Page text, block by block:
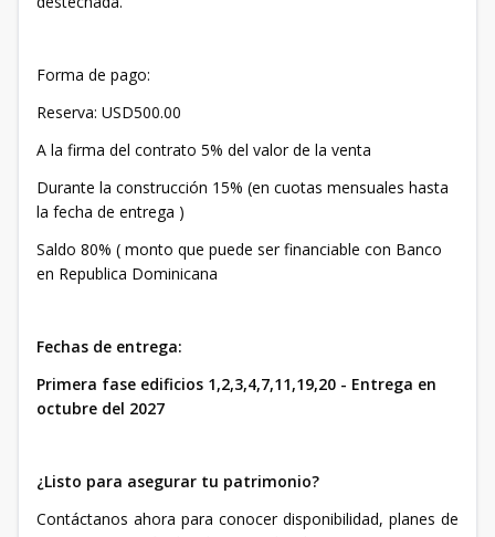
Forma de pago:
Reserva: USD500.00
A la firma del contrato 5% del valor de la venta
Durante la construcción 15% (en cuotas mensuales hasta
la fecha de entrega )
Saldo 80% ( monto que puede ser financiable con Banco
en Republica Dominicana
Fechas de entrega:
Primera fase edificios 1,2,3,4,7,11,19,20 - Entrega en
octubre del 2027
¿Listo para asegurar tu patrimonio?
Contáctanos ahora para conocer disponibilidad, planes de